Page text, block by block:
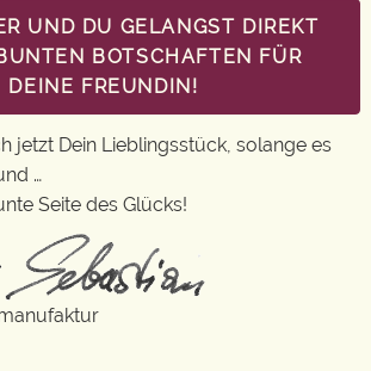
UND DU GELANGST DIREKT
BOTSCHAFTEN FÜR
DEINE FREUNDIN!
jetzt Dein Lieblingsstück, solange es
…
Seite des Glücks!